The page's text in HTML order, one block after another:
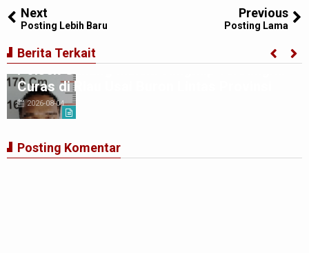
Next
Posting Lebih Baru
Previous
Posting Lama
Berita Terkait
Tim Jatanras Polres Simalungun Bersama
Polsek Gunung Malela Tangkap Tersangka
Curas di Riau Usai Buron Lintas Provinsi
2026-08-04
Posting Komentar